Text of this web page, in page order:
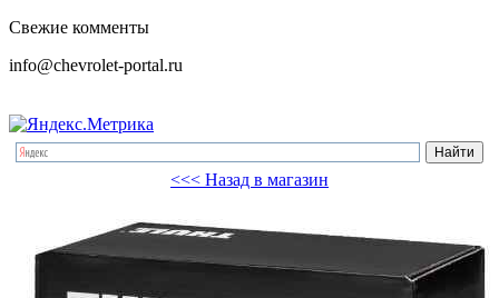
Свежие комменты
info@chevrolet-portal.ru
<<< Назад в магазин